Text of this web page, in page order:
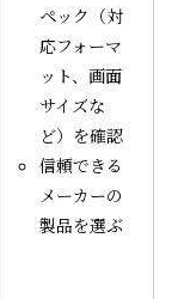
ペック（対
応フォーマ
ット、画面
サイズな
ど）を確認
信頼できる
メーカーの
製品を選ぶ